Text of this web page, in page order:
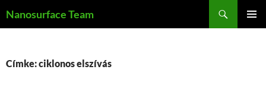
Nanosurface Team
Címke: ciklonos elszívás